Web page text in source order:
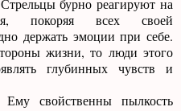
покоряя всех своей
держать эмоции при себе.
жизни, то люди этого
глубинных чувств и
свойственны пылкость